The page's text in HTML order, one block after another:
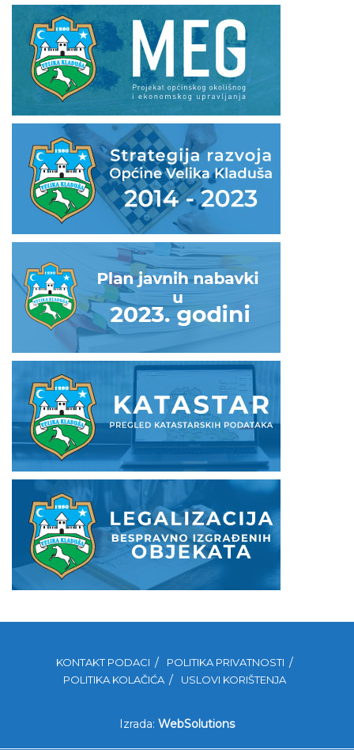
KONTAKT PODACI
POLITIKA PRIVATNOSTI
POLITIKA KOLAČIĆA
USLOVI KORIŠTENJA
Izrada: WebSolutions